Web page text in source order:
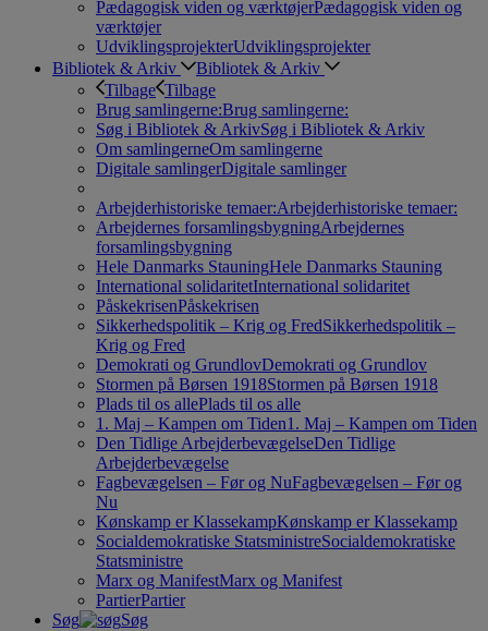
Pædagogisk viden og værktøjerPædagogisk viden og
værktøjer
UdviklingsprojekterUdviklingsprojekter
Bibliotek & Arkiv
Bibliotek & Arkiv
Tilbage Tilbage
Brug samlingerne:Brug samlingerne:
Søg i Bibliotek & ArkivSøg i Bibliotek & Arkiv
Om samlingerneOm samlingerne
Digitale samlingerDigitale samlinger
Arbejderhistoriske temaer:Arbejderhistoriske temaer:
Arbejdernes forsamlingsbygningArbejdernes
forsamlingsbygning
Hele Danmarks StauningHele Danmarks Stauning
International solidaritetInternational solidaritet
PåskekrisenPåskekrisen
Sikkerhedspolitik – Krig og FredSikkerhedspolitik –
Krig og Fred
Demokrati og GrundlovDemokrati og Grundlov
Stormen på Børsen 1918Stormen på Børsen 1918
Plads til os allePlads til os alle
1. Maj – Kampen om Tiden1. Maj – Kampen om Tiden
Den Tidlige ArbejderbevægelseDen Tidlige
Arbejderbevægelse
Fagbevægelsen – Før og NuFagbevægelsen – Før og
Nu
Kønskamp er KlassekampKønskamp er Klassekamp
Socialdemokratiske StatsministreSocialdemokratiske
Statsministre
Marx og ManifestMarx og Manifest
PartierPartier
Søg
Søg